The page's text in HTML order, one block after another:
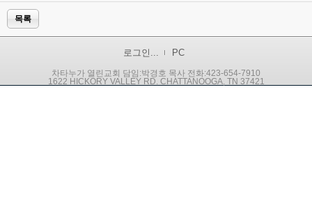
목록
로그인... PC
차타누가 열린교회 담임:박경호 목사 전화:423-654-7910
1622 HICKORY VALLEY RD. CHATTANOOGA, TN 37421